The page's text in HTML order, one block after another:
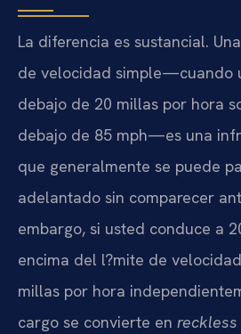
La diferencia es sustancial.
de velocidad simple—cuando
debajo de 20 millas por hora
debajo de 85 mph—es una
que generalmente se puede
adelantado sin comparecer
embargo, si usted conduce a
encima del l?mite de
millas por hora
cargo se convierte en